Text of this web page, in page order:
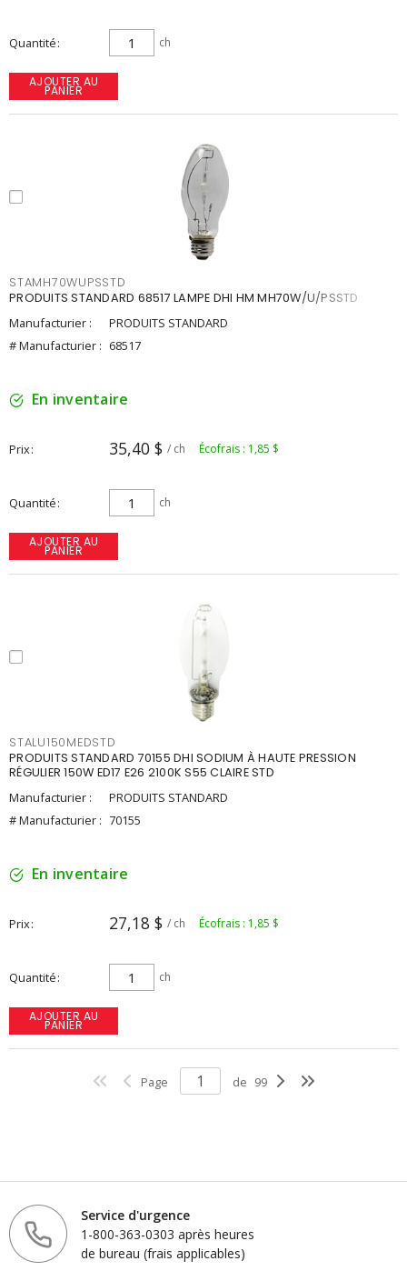
Quantité ch
AJOUTER AU
PANIER
STAMH70WUPSSTD
PRODUITS STANDARD 68517 LAMPE DHI HM MH70W/U/PSSTD
Manufacturier :
PRODUITS STANDARD
# Manufacturier : 68517
En inventaire
Prix 35,40 $ / ch Écofrais : 1,85 $
Quantité ch
AJOUTER AU
PANIER
STALU150MEDSTD
PRODUITS STANDARD 70155 DHI SODIUM À HAUTE PRESSION
RÉGULIER 150W ED17 E26 2100K S55 CLAIRE STD
Manufacturier :
PRODUITS STANDARD
# Manufacturier : 70155
En inventaire
Prix 27,18 $ / ch Écofrais : 1,85 $
Quantité ch
AJOUTER AU
PANIER
Page de 99
Service d'urgence
1-800-363-0303 après heures
de bureau (frais applicables)